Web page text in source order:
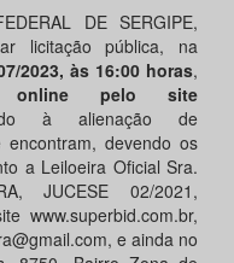
DE SERGIPE,
licitação pública, na
2023, às 16:00 horas,
online pelo site
à alienação de
devendo os
a Leiloeira Oficial Sra.
JUCESE 02/2021,
www.superbid.com.br,
e ainda no